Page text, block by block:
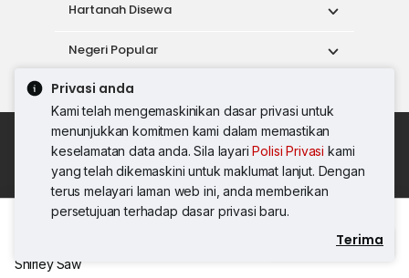
Privasi anda
Kami telah mengemaskinikan dasar privasi untuk
menunjukkan komitmen kami dalam memastikan
keselamatan data anda. Sila layariPolisi Privasi kami
yang telah dikemaskini untuk maklumat lanjut. Dengan
terus melayari laman web ini, anda memberikan
persetujuan terhadap dasar privasi baru.
Terima
Shirley Saw
Hubungi Agen
Hartanah Disewa
Negeri Popular
Alat
Dasar Penggunaan
Syarat Perkhidmatan
Dasar Privasi
Syarat Pembelian
© 2026 PropertyGuru International (Malaysia)
Sdn. Bhd.